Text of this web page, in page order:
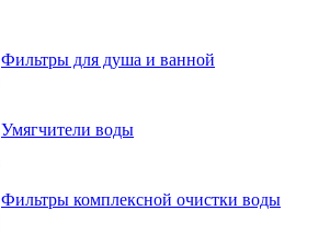
Фильтры для душа и ванной
Умягчители воды
Фильтры комплексной очистки воды